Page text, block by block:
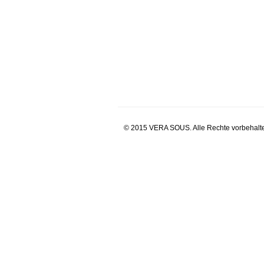
© 2015 VERA SOUS. Alle Rechte